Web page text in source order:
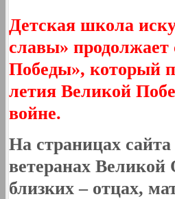
Детская школа
славы»
Победы», который
летия Великой
войне.
На страницах
ветеранах
близких – отцах,